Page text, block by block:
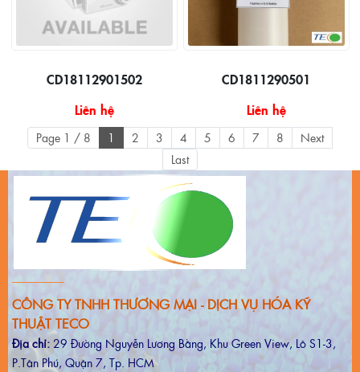
CD18112901502
Liên hệ
CD1811290501
Liên hệ
Page 1 / 8 1 2 3 4 5 6 7 8
Next
Last
CÔNG TY TNHH THƯƠNG MẠI - DỊCH VỤ HÓA KỸ
THUẬT TECO
Địa chỉ: 29 Đường Nguyễn Lương Bằng, Khu Green View, Lô S1-3,
P.Tân Phú, Quận 7, Tp. HCM